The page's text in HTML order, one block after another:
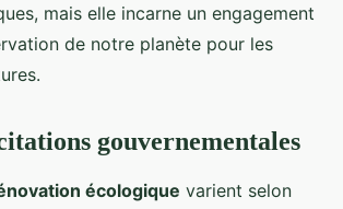
mais elle incarne un engagement
de notre planète pour les
gouvernementales
écologique varient selon